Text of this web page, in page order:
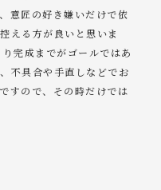
意匠の好き嫌いだけで依
える方が良いと思いま
完成までがゴールではあ
不具合や手直しなどでお
すので、その時だけでは